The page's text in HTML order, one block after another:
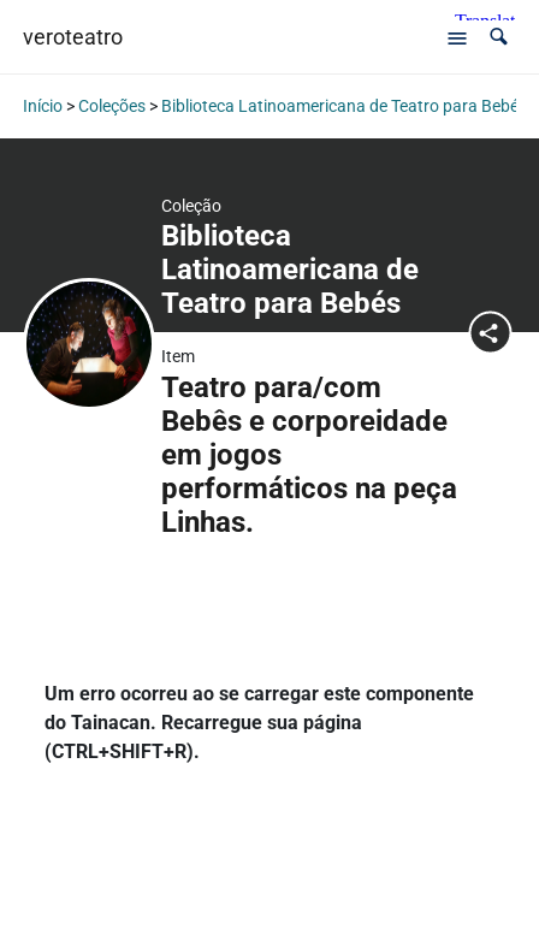
veroteatro
Início>Coleções> Biblioteca Latinoamericana de Teatro para Bebés
Coleção
Biblioteca
Latinoamericana de
Teatro para Bebés
Item
Teatro para/com
Bebês e corporeidade
em jogos
performáticos na peça
Linhas.
Um erro ocorreu ao se carregar este componente
do Tainacan. Recarregue sua página
(CTRL+SHIFT+R).